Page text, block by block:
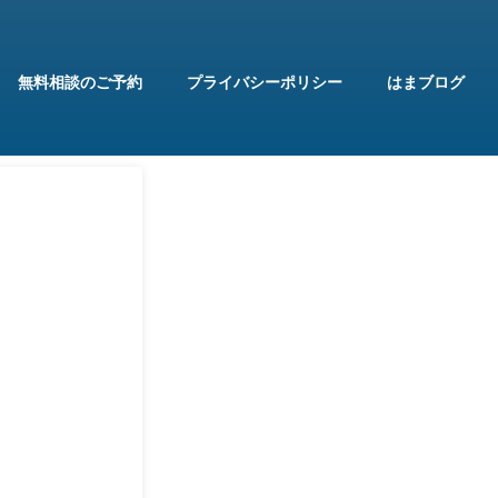
無料相談のご予約 プライバシーポリシー はまブログ